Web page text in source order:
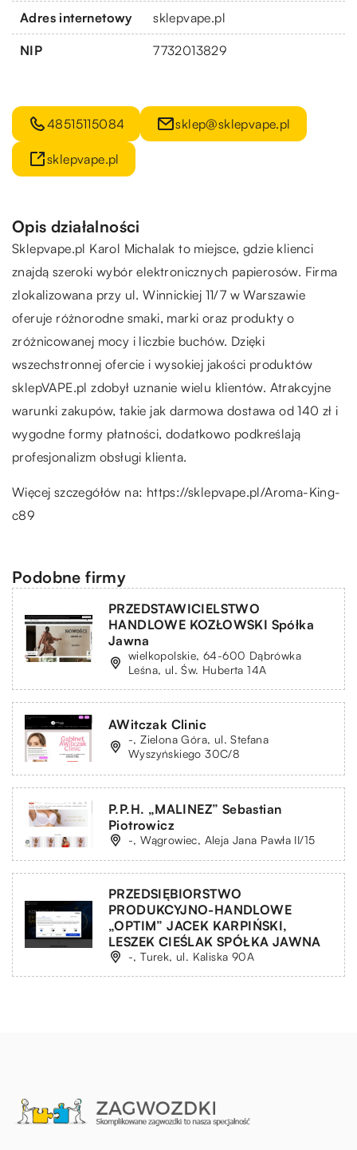
Adres internetowy sklepvape.pl
NIP 7732013829
48515115084 sklep@sklepvape.pl
sklepvape.pl
Opis działalności
Sklepvape.pl Karol Michalak to miejsce, gdzie klienci
znajdą szeroki wybór elektronicznych papierosów. Firma
zlokalizowana przy ul. Winnickiej 11/7 w Warszawie
oferuje różnorodne smaki, marki oraz produkty o
zróżnicowanej mocy i liczbie buchów. Dzięki
wszechstronnej ofercie i wysokiej jakości produktów
sklepVAPE.pl zdobył uznanie wielu klientów. Atrakcyjne
warunki zakupów, takie jak darmowa dostawa od 140 zł i
wygodne formy płatności, dodatkowo podkreślają
profesjonalizm obsługi klienta.
Więcej szczegółów na: https://sklepvape.pl/Aroma-King-
c89
Podobne firmy
PRZEDSTAWICIELSTWO
HANDLOWE KOZŁOWSKI Spółka
Jawna
wielkopolskie, 64-600 Dąbrówka
Leśna, ul. Św. Huberta 14A
AWitczak Clinic
-, Zielona Góra, ul. Stefana
Wyszyńskiego 30C/8
P.P.H. „MALINEZ” Sebastian
Piotrowicz
-, Wągrowiec, Aleja Jana Pawła II/15
PRZEDSIĘBIORSTWO
PRODUKCYJNO-HANDLOWE
„OPTIM” JACEK KARPIŃSKI,
LESZEK CIEŚLAK SPÓŁKA JAWNA
-, Turek, ul. Kaliska 90A